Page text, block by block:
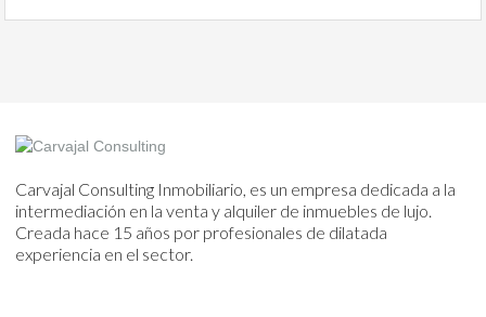
Carvajal Consulting Inmobiliario, es un empresa dedicada a la
intermediación en la venta y alquiler de inmuebles de lujo.
Creada hace 15 años por profesionales de dilatada
experiencia en el sector.